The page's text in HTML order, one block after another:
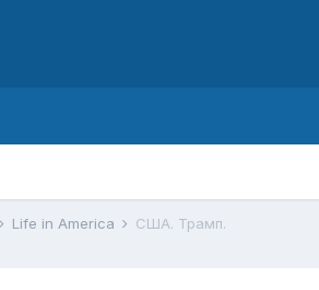
Life in America США. Трамп.